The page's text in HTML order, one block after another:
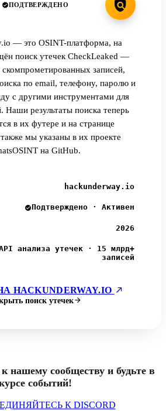
ПОДТВЕРЖДЕНО
— это OSINT-платформа, на
поиск утечек CheckLeaked —
записей,
по email, телефону, паролю и
с другими инструментами для
Наши результаты поиска теперь
в их футере и на странице
мы указаны в их проекте
на GitHub.
hackunderway.io
Подтверждено · Активен
2026
анализа утечек · 15 млрд+
записей
HACKUNDERWAY.IO
поиск утечек
нашему сообществу и будьте в
событий!
К DISCORD